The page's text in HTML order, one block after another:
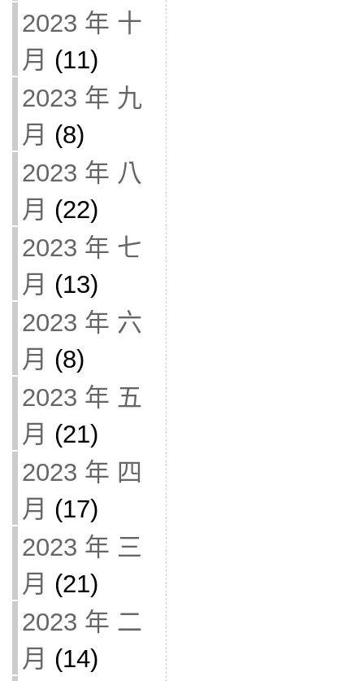
2023 年 十
月 (11)
2023 年 九
月 (8)
2023 年 八
月 (22)
2023 年 七
月 (13)
2023 年 六
月 (8)
2023 年 五
月 (21)
2023 年 四
月 (17)
2023 年 三
月 (21)
2023 年 二
月 (14)